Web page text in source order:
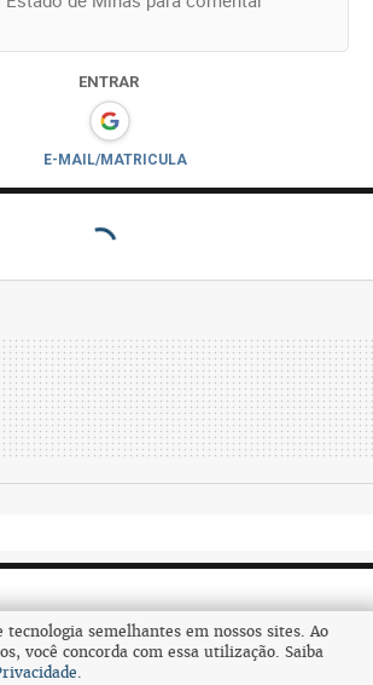
ENTRAR
E-MAIL/MATRICULA
Assine
tecnologia semelhantes em nossos sites. Ao
você concorda com essa utilização. Saiba
.